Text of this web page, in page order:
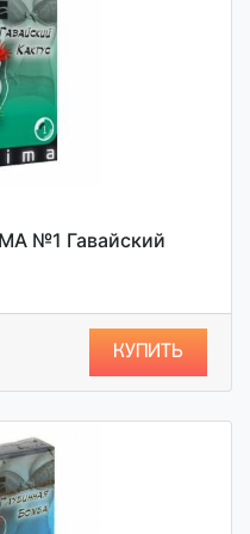
№1 Гавайский
КУПИТЬ